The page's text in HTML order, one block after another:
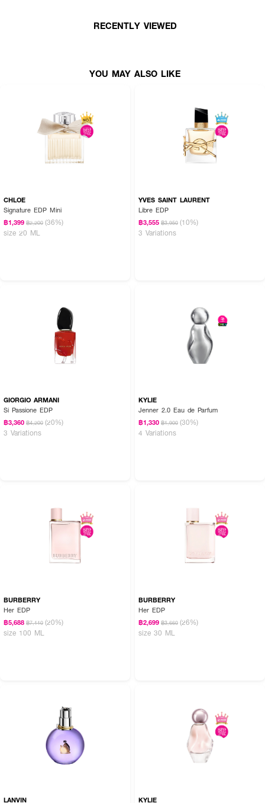
RECENTLY VIEWED
YOU MAY ALSO LIKE
CHLOE
Signature EDP Mini
฿1,399 ฿2,200 (36%)
size 20 ML
YVES SAINT LAURENT
Libre EDP
฿3,555 ฿3,950 (10%)
3 Variations
GIORGIO ARMANI
Si Passione EDP
฿3,360 ฿4,200 (20%)
3 Variations
KYLIE
Jenner 2.0 Eau de Parfum
฿1,330 ฿1,900 (30%)
4 Variations
BURBERRY
Her EDP
฿5,688 ฿7,110 (20%)
size 100 ML
BURBERRY
Her EDP
฿2,699 ฿3,660 (26%)
size 30 ML
LANVIN KYLIE